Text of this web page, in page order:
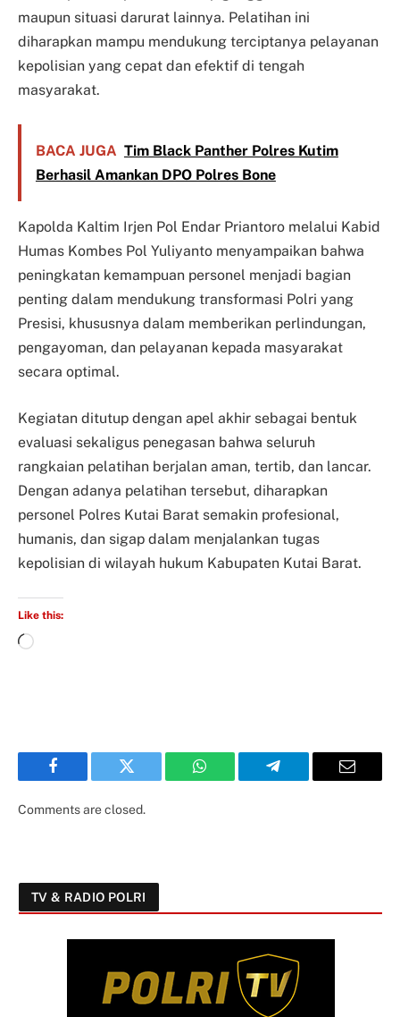
maupun situasi darurat lainnya. Pelatihan ini
diharapkan mampu mendukung terciptanya pelayanan
kepolisian yang cepat dan efektif di tengah
masyarakat.
BACA JUGA Tim Black Panther Polres Kutim
Berhasil Amankan DPO Polres Bone
Kapolda Kaltim Irjen Pol Endar Priantoro melalui Kabid
Humas Kombes Pol Yuliyanto menyampaikan bahwa
peningkatan kemampuan personel menjadi bagian
penting dalam mendukung transformasi Polri yang
Presisi, khususnya dalam memberikan perlindungan,
pengayoman, dan pelayanan kepada masyarakat
secara optimal.
Kegiatan ditutup dengan apel akhir sebagai bentuk
evaluasi sekaligus penegasan bahwa seluruh
rangkaian pelatihan berjalan aman, tertib, dan lancar.
Dengan adanya pelatihan tersebut, diharapkan
personel Polres Kutai Barat semakin profesional,
humanis, dan sigap dalam menjalankan tugas
kepolisian di wilayah hukum Kabupaten Kutai Barat.
Like this:
Facebook Twitter WhatsApp Telegram Email
Comments are closed.
TV & RADIO POLRI